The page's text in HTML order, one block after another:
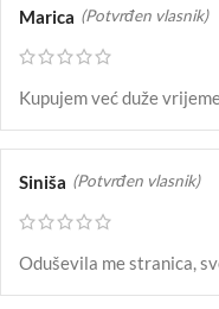
Marica (Potvrđen vlasnik)
Kupujem već duže
Siniša (Potvrđen vlasnik)
Oduševila me stranica,